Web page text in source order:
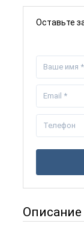
Оставьте
Описание